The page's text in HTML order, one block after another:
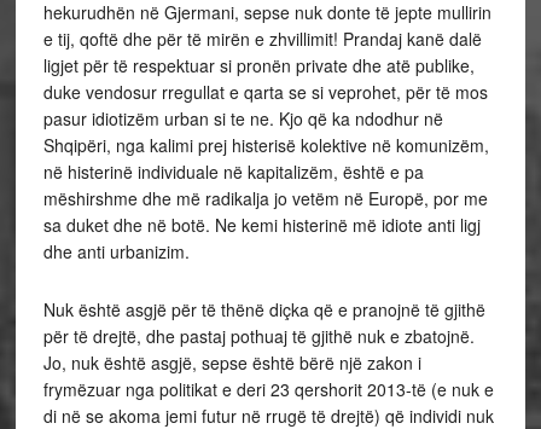
hekurudhën në Gjermani, sepse nuk donte të jepte mullirin
e tij, qoftë dhe për të mirën e zhvillimit! Prandaj kanë dalë
ligjet për të respektuar si pronën private dhe atë publike,
duke vendosur rregullat e qarta se si veprohet, për të mos
pasur idiotizëm urban si te ne. Kjo që ka ndodhur në
Shqipëri, nga kalimi prej histerisë kolektive në komunizëm,
në histerinë individuale në kapitalizëm, është e pa
mëshirshme dhe më radikalja jo vetëm në Europë, por me
sa duket dhe në botë. Ne kemi histerinë më idiote anti ligj
dhe anti urbanizim.
Nuk është asgjë për të thënë diçka që e pranojnë të gjithë
për të drejtë, dhe pastaj pothuaj të gjithë nuk e zbatojnë.
Jo, nuk është asgjë, sepse është bërë një zakon i
frymëzuar nga politikat e deri 23 qershorit 2013-të (e nuk e
di në se akoma jemi futur në rrugë të drejtë) që individi nuk